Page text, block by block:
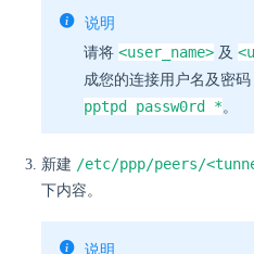
说明
请将 <user_name> 及
成您的连接用户名及密码
pptpd passw0rd *。
新建 /etc/ppp/peers/
下内容。
说明